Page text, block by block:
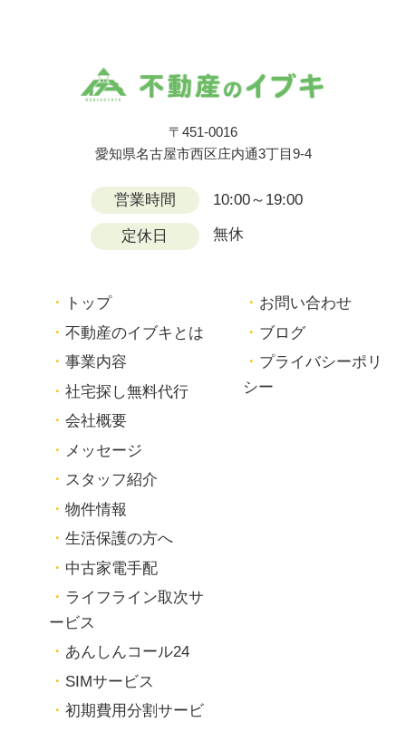
〒451-0016
愛知県名古屋市西区庄内通3丁目9-4
営業時間 10:00～19:00
定休日 無休
トップ
不動産のイブキとは
事業内容
社宅探し無料代行
会社概要
メッセージ
スタッフ紹介
物件情報
生活保護の方へ
中古家電手配
ライフライン取次サ
ービス
あんしんコール24
SIMサービス
初期費用分割サービ
お問い合わせ
ブログ
プライバシーポリ
シー